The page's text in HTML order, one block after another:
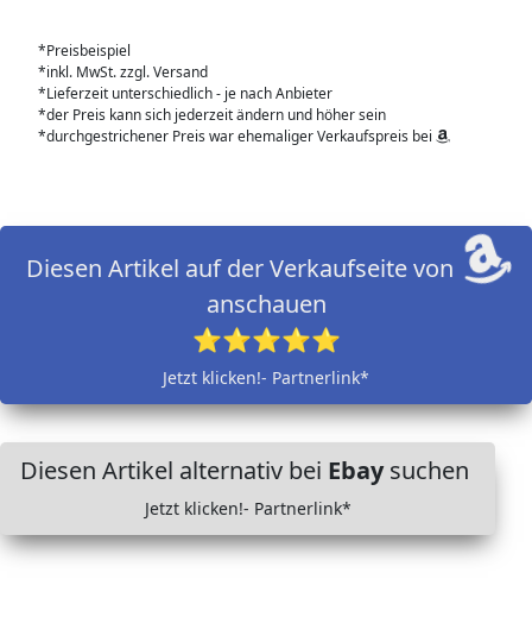
*Preisbeispiel
*inkl. MwSt. zzgl. Versand
*Lieferzeit unterschiedlich - je nach Anbieter
*der Preis kann sich jederzeit ändern und höher sein
*durchgestrichener Preis war ehemaliger Verkaufspreis bei
Diesen Artikel auf der Verkaufseite von
anschauen
⭐⭐⭐⭐⭐
Jetzt klicken!- Partnerlink*
Diesen Artikel alternativ bei Ebaysuchen
Jetzt klicken!- Partnerlink*